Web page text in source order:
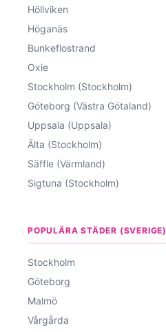
Höllviken
Höganäs
Bunkeflostrand
Oxie
Stockholm (Stockholm)
Göteborg (Västra Götaland)
Uppsala (Uppsala)
Älta (Stockholm)
Säffle (Värmland)
Sigtuna (Stockholm)
POPULÄRA STÄDER (SVERIGE)
Stockholm
Göteborg
Malmö
Vårgårda